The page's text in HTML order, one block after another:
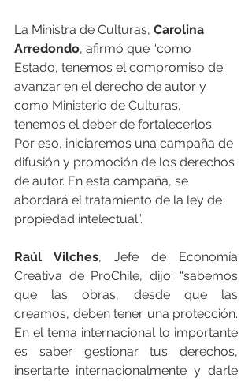
La Ministra de Culturas, Carolina
Arredondo, afirmó que “como
Estado, tenemos el compromiso de
avanzar en el derecho de autor y
como Ministerio de Culturas,
tenemos el deber de fortalecerlos.
Por eso, iniciaremos una campaña de
difusión y promoción de los derechos
de autor. En esta campaña, se
abordará el tratamiento de la ley de
propiedad intelectual”.
Raúl Vilches, Jefe de Economía
Creativa de ProChile, dijo: “sabemos
que las obras, desde que las
creamos, deben tener una protección.
En el tema internacional lo importante
es saber gestionar tus derechos,
insertarte internacionalmente y darle